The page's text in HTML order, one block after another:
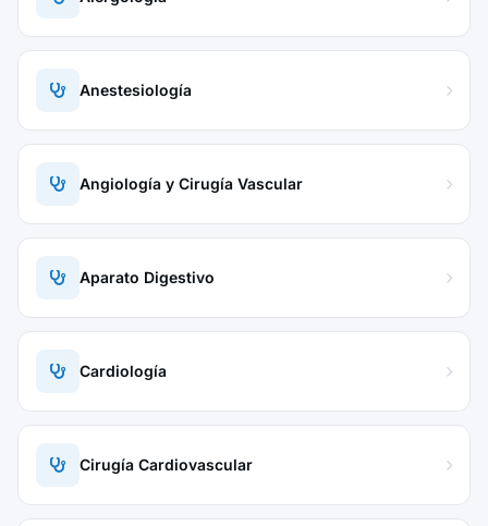
Anestesiología
Angiología y Cirugía Vascular
Aparato Digestivo
Cardiología
Cirugía Cardiovascular